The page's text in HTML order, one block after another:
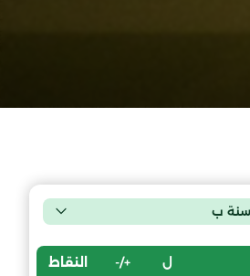
ل +/- النقاط